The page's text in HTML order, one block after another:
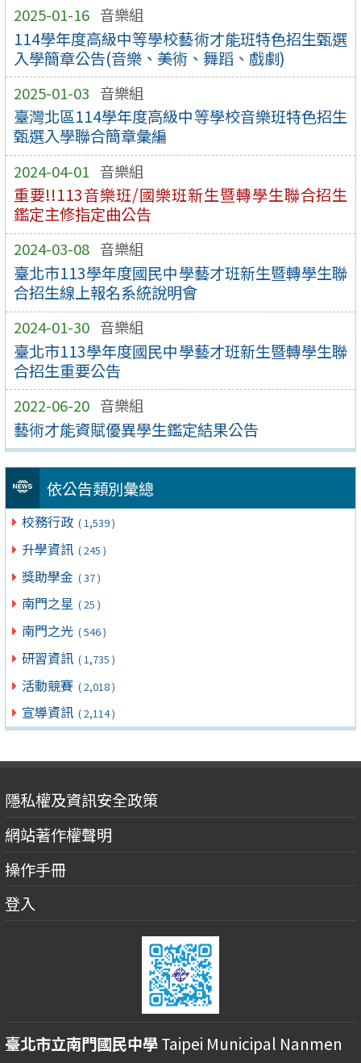
2025-01-16 音樂組
114學年度高級中等學校藝術才能班特色招生甄選
入學簡章公告(音樂、美術、舞蹈、戲劇)
2025-01-03 音樂組
臺灣北區114學年度高級中等學校音樂班特色招生
甄選入學聯合簡章彙編
2024-04-01 音樂組
重要!!113音樂班/國樂班新生暨轉學生聯合招生
鑑定主修指定曲公告
2024-03-08 音樂組
臺北市113學年度國民中學藝才班新生暨轉學生聯
合招生線上報名系統說明會
2024-01-30 音樂組
臺北市113學年度國民中學藝才班新生暨轉學生聯
合招生重要公告
2022-06-20 音樂組
藝術才能資賦優異學生鑑定結果公告
依公告類別彙總
校務行政 ( 1,539 )
升學資訊 ( 245 )
獎助學金 ( 37 )
南門之星 ( 25 )
南門之光 ( 546 )
研習資訊 ( 1,735 )
活動競賽 ( 2,018 )
宣導資訊 ( 2,114 )
隱私權及資訊安全政策
網站著作權聲明
操作手冊
登入
臺北市立南門國民中學Taipei Municipal Nanmen